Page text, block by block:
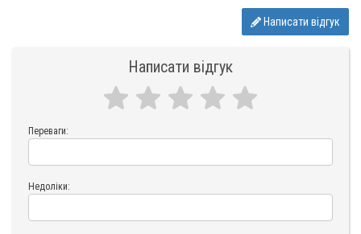
Написати відгук
Написати відгук
Переваги:
Недоліки: